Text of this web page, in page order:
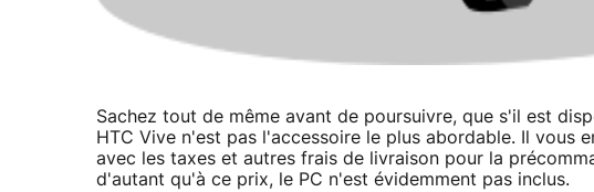
Sachez tout de même avant de poursuivre, que s'il est
HTC Vive n'est pas l'accessoire le plus abordable. Il vous
avec les taxes et autres frais de livraison pour la
d'autant qu'à ce prix, le PC n'est évidemment pas inclus.